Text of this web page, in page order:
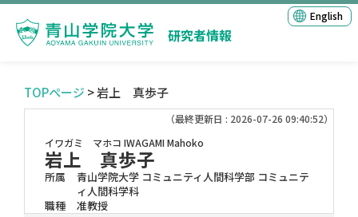
研究者情報
English
TOPページ > 岩上 真歩子
（最終更新日 : 2026-07-26 09:40:52）
イワガミ マホコ IWAGAMI Mahoko
岩上 真歩子
所属
青山学院大学 コミュニティ人間科学部 コミュニテ
ィ人間科学科
職種
准教授